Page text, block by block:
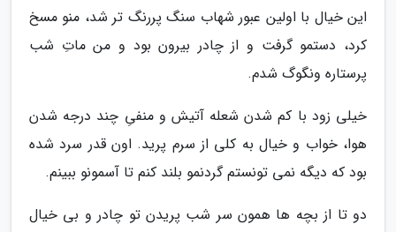
این خیال با اولین عبور شهاب سنگ پررنگ تر شد، منو مسخ
کرد، دستمو گرفت و از چادر بیرون بود و من ماتِ شب
پرستاره ونگوگ شدم.
خیلی زود با کم شدن شعله آتیش و منفیِ چند درجه شدن
هوا، خواب و خیال به کلی از سرم پرید. اون قدر سرد شده
بود که دیگه نمی تونستم گردنمو بلند کنم تا آسمونو ببینم.
دو تا از بچه ها همون سر شب پریدن تو چادر و بی خیال